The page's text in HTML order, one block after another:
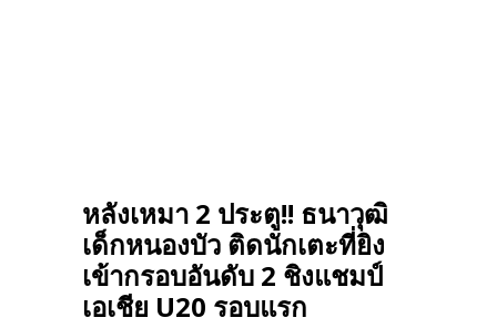
หลังเหมา 2 ประตู!! ธนาวุฒิ
เด็กหนองบัว ติดนักเตะที่ยิง
เข้ากรอบอันดับ 2 ชิงแชมป์
เอเชีย U20 รอบแรก